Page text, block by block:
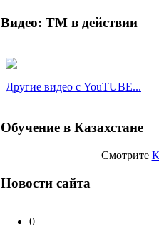
Видео: ТМ в действии
Другие видео с YouTUBE...
Обучение в Казахстане
Смотрите
Новости сайта
0